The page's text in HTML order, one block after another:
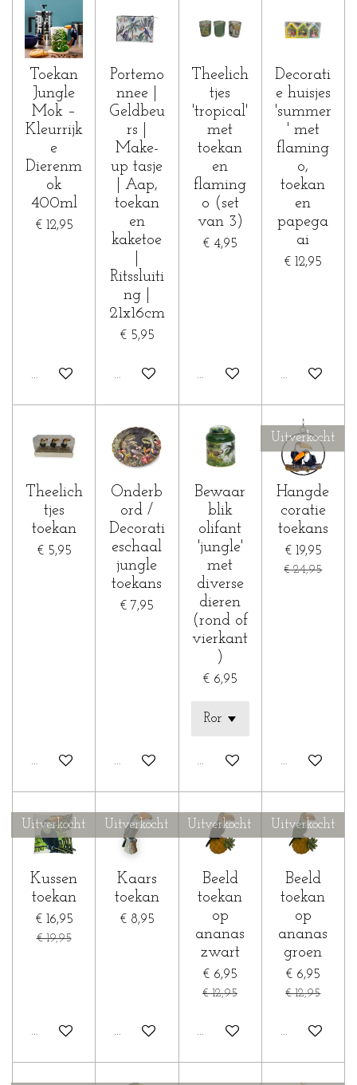
Toekan
Jungle
Mok –
Kleurrijk
e
Dierenm
ok
400ml
€ 12,95
In winkelwagen
Portemo
nnee |
Geldbeu
rs |
Make-
up tasje
| Aap,
toekan
en
kaketoe
Ritssluiti
ng |
21x16cm
€ 5,95
In winkelwagen
Theelich
tjes
'tropical'
met
toekan
en
flaming
o (set
van 3)
€ 4,95
In winkelwagen
Decorati
e huisjes
'summer
' met
flaming
o,
toekan
en
papega
ai
€ 12,95
In
Theelich
tjes
toekan
€ 5,95
In winkelwagen
Onderb
ord /
Decorati
eschaal
jungle
toekans
€ 7,95
In winkelwagen
Bewaar
blik
olifant
'jungle'
met
diverse
dieren
(rond of
vierkant
)
€ 6,95
In winkelwagen
Uitverkocht
Hangde
coratie
toekans
€ 19,95
€ 24,95
Houd mij op
Uitverkocht
Kussen
toekan
€ 16,95
€ 19,95
Houd mij op de hoogte
Uitverkocht
Kaars
toekan
€ 8,95
Houd mij op de hoogte
Uitverkocht
Beeld
toekan
op
ananas
zwart
€ 6,95
€ 12,95
Houd mij op de hoogte
Uitverkocht
Beeld
toekan
op
ananas
groen
€ 6,95
€ 12,95
Houd mij op